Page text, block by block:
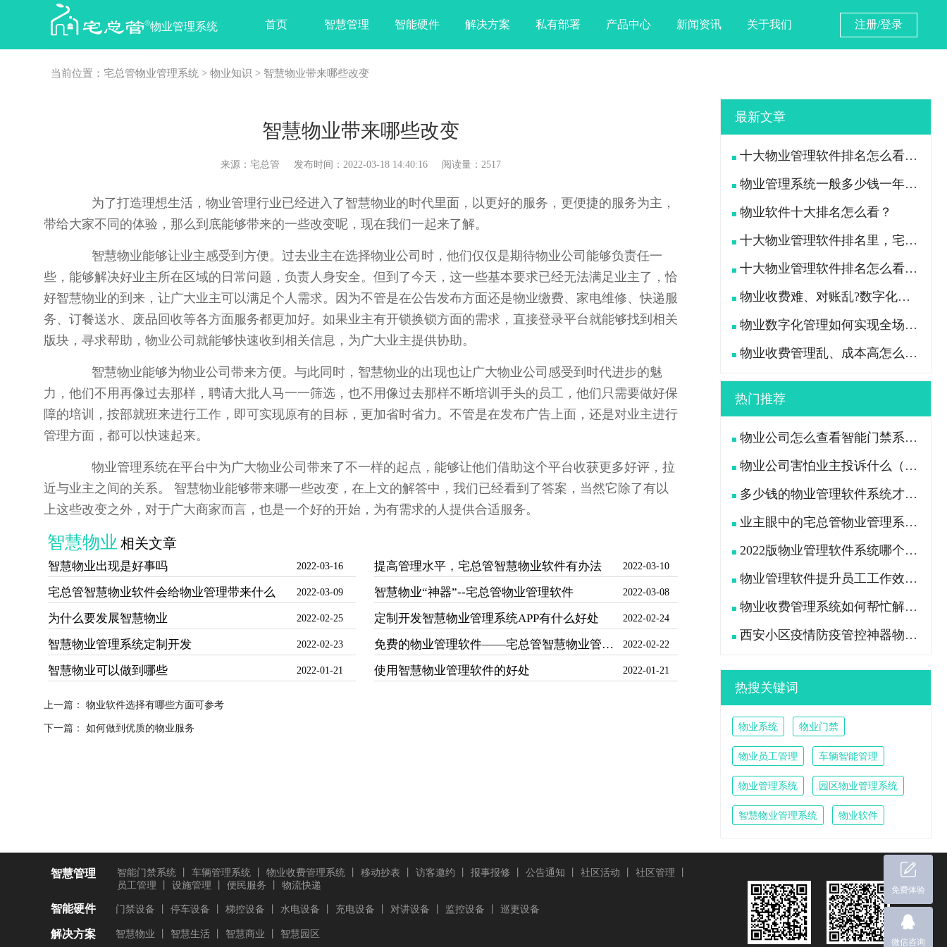
物业管理系统 首页 智慧管理 智能硬件 解决方案 私有部署 产品中心 新闻资讯 关于我们 注册/登录
免费体验
微信咨询
当前位置： 宅总管物业管理系统 > 物业知识 > 智慧物业带来哪些改变
智慧物业带来哪些改变
来源：宅总管 发布时间：2022-03-18 14:40:16 阅读量：2517
为了打造理想生活，物业管理行业已经进入了智慧物业的时代里面，以更好的服务，更便捷的服务为主，
带给大家不同的体验，那么到底能够带来的一些改变呢，现在我们一起来了解。
智慧物业能够让业主感受到方便。过去业主在选择物业公司时，他们仅仅是期待物业公司能够负责任一
些，能够解决好业主所在区域的日常问题，负责人身安全。但到了今天，这一些基本要求已经无法满足业主了，恰
好智慧物业的到来，让广大业主可以满足个人需求。因为不管是在公告发布方面还是物业缴费、家电维修、快递服
务、订餐送水、废品回收等各方面服务都更加好。如果业主有开锁换锁方面的需求，直接登录平台就能够找到相关
版块，寻求帮助，物业公司就能够快速收到相关信息，为广大业主提供协助。
智慧物业能够为物业公司带来方便。与此同时，智慧物业的出现也让广大物业公司感受到时代进步的魅
力，他们不用再像过去那样，聘请大批人马一一筛选，也不用像过去那样不断培训手头的员工，他们只需要做好保
障的培训，按部就班来进行工作，即可实现原有的目标，更加省时省力。不管是在发布广告上面，还是对业主进行
管理方面，都可以快速起来。
物业管理系统在平台中为广大物业公司带来了不一样的起点，能够让他们借助这个平台收获更多好评，拉
近与业主之间的关系。 智慧物业能够带来哪一些改变，在上文的解答中，我们已经看到了答案，当然它除了有以
上这些改变之外，对于广大商家而言，也是一个好的开始，为有需求的人提供合适服务。
智慧物业 相关文章
智慧物业出现是好事吗 2022-03-16 提高管理水平，宅总管智慧物业软件有办法 2022-03-10
宅总管智慧物业软件会给物业管理带来什么 2022-03-09 智慧物业“神器”--宅总管物业管理软件 2022-03-08
为什么要发展智慧物业 2022-02-25 定制开发智慧物业管理系统APP有什么好处 2022-02-24
智慧物业管理系统定制开发 2022-02-23 免费的物业管理软件——宅总管智慧物业管理系统 2022-02-22
智慧物业可以做到哪些 2022-01-21 使用智慧物业管理软件的好处 2022-01-21
上一篇： 物业软件选择有哪些方面可参考
下一篇： 如何做到优质的物业服务
最新文章
十大物业管理软件排名怎么看？宅总管靠什么在榜上站住脚？
物业管理系统一般多少钱一年？宅总管一年费用多少？
物业软件十大排名怎么看？
十大物业管理软件排名里，宅总管凭什么被300多家物业公司选择？
十大物业管理软件排名怎么看？宅总管凭什么能进榜？
物业收费难、对账乱?数字化手段如何落地解决
物业数字化管理如何实现全场景高效管控？
物业收费管理乱、成本高怎么办？
热门推荐
物业公司怎么查看智能门禁系统中行人及车辆出入记录
物业公司害怕业主投诉什么（业主用什么办法“治”物业公司）
多少钱的物业管理软件系统才是功能全且好用的？
业主眼中的宅总管物业管理系统APP是什么样的?
2022版物业管理软件系统哪个好（挑选物业软件看这7点）
物业管理软件提升员工工作效率、减轻工作压力
物业收费管理系统如何帮忙解决物业公司收费困难问题
西安小区疫情防疫管控神器物业管理系统
热搜关键词
物业系统 物业门禁
物业员工管理 车辆智能管理
物业管理系统 园区物业管理系统
智慧物业管理系统 物业软件
智慧管理 智能门禁系统 车辆管理系统 物业收费管理系统 移动抄表 访客邀约 报事报修 公告通知 社区活动 社区管理
员工管理
设施管理 便民服务 物流快递
智能硬件 门禁设备 停车设备 梯控设备 水电设备 充电设备 对讲设备 监控设备 巡更设备
解决方案 智慧物业 智慧生活 智慧商业 智慧园区